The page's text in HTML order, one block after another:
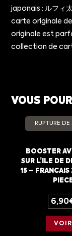
japonais : ルフィ
carte originale
originale est
collection de
VOUS
RUPTURE
BOOSTER
SUR L’ILE DE
15 –
6,90
VOIR